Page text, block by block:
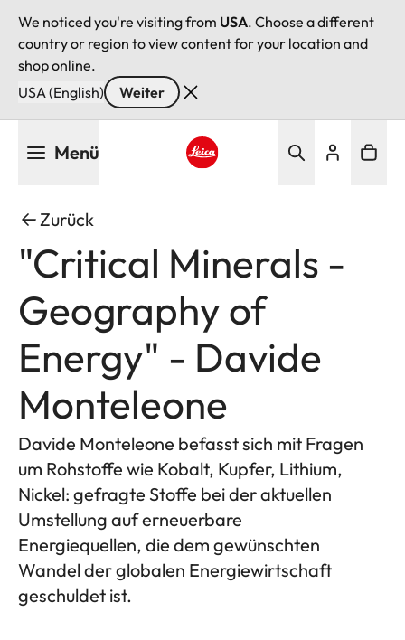
We noticed you're visiting from USA. Choose a different
country or region to view content for your location and
shop online.
USA (English)
Weiter
Menü
Zurück
"Critical Minerals -
Geography of
Energy" - Davide
Monteleone
Davide Monteleone befasst sich mit Fragen
um Rohstoffe wie Kobalt, Kupfer, Lithium,
Nickel: gefragte Stoffe bei der aktuellen
Umstellung auf erneuerbare
Energiequellen, die dem gewünschten
Wandel der globalen Energiewirtschaft
geschuldet ist.